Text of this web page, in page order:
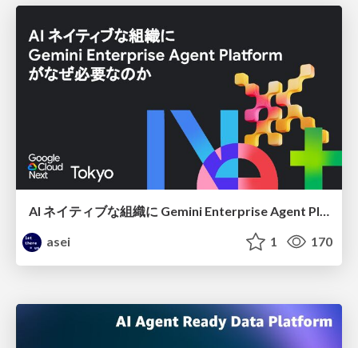
AI ネイティブな組織に Gemini Enterprise Agent Platform がなぜ必要なのか
asei
1 170